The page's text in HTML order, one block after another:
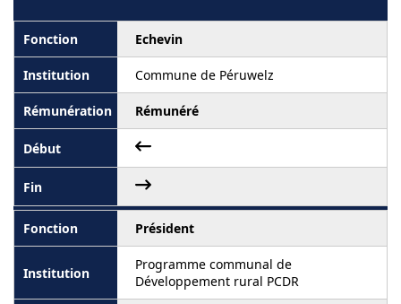
Echevin
Commune de Péruwelz
Rémunéré
Président
Programme communal de
Développement rural PCDR